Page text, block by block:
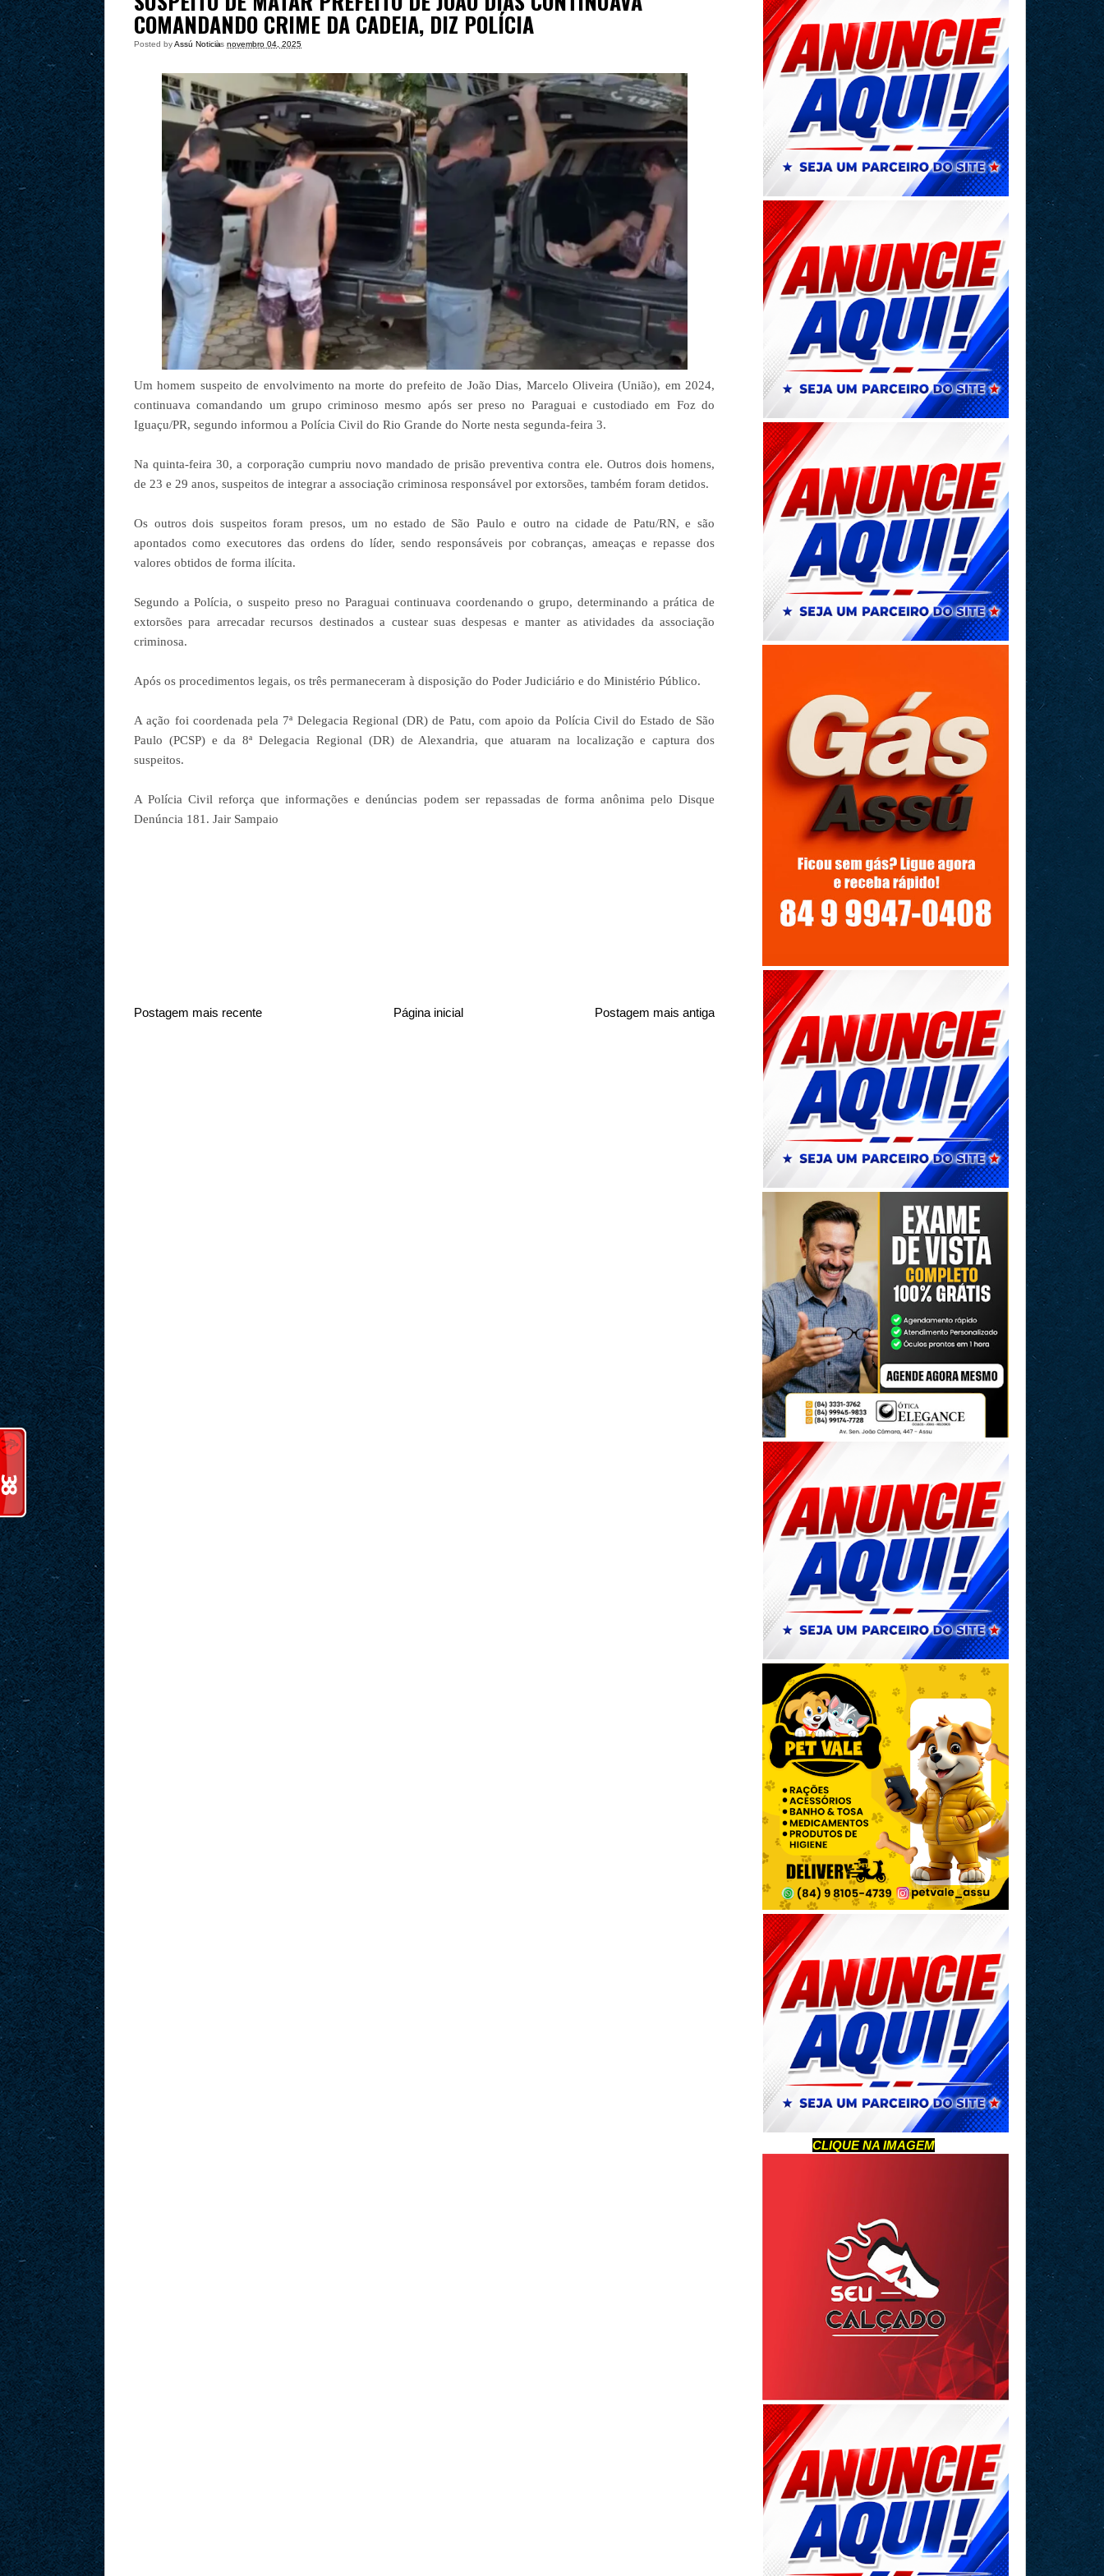
COMANDANDO CRIME DA CADEIA, DIZ POLÍCIA
Posted byAssú Noticia
às novembro 04, 2025
Um homem suspeito de envolvimento na morte do prefeito de João Dias, Marcelo Oliveira (União), em 2024,
continuava comandando um grupo criminoso mesmo após ser preso no Paraguai e custodiado em Foz do
Iguaçu/PR, segundo informou a Polícia Civil do Rio Grande do Norte nesta segunda-feira 3.
Na quinta-feira 30, a corporação cumpriu novo mandado de prisão preventiva contra ele. Outros dois homens,
de 23 e 29 anos, suspeitos de integrar a associação criminosa responsável por extorsões, também foram detidos.
Os outros dois suspeitos foram presos, um no estado de São Paulo e outro na cidade de Patu/RN, e são
apontados como executores das ordens do líder, sendo responsáveis por cobranças, ameaças e repasse dos
valores obtidos de forma ilícita.
Segundo a Polícia, o suspeito preso no Paraguai continuava coordenando o grupo, determinando a prática de
extorsões para arrecadar recursos destinados a custear suas despesas e manter as atividades da associação
criminosa.
Após os procedimentos legais, os três permaneceram à disposição do Poder Judiciário e do Ministério Público.
A ação foi coordenada pela 7ª Delegacia Regional (DR) de Patu, com apoio da Polícia Civil do Estado de São
Paulo (PCSP) e da 8ª Delegacia Regional (DR) de Alexandria, que atuaram na localização e captura dos
suspeitos.
A Polícia Civil reforça que informações e denúncias podem ser repassadas de forma anônima pelo Disque
Denúncia 181. Jair Sampaio
Postagem mais recente Postagem mais antiga
Página inicial
CLIQUE NA IMAGEM